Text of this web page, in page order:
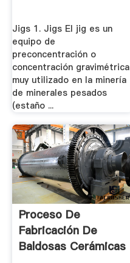
Jigs 1. Jigs El jig es un
equipo de
preconcentración o
concentración gravimétrica
muy utilizado en la minería
de minerales pesados
(estaño ...
Proceso De
Fabricación De
Baldosas Cerámicas